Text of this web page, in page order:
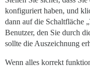
konfiguriert haben, und
dann auf die Schaltfläche
Benutzer, den Sie durch
sollte die Auszeichnung
Wenn alles korrekt